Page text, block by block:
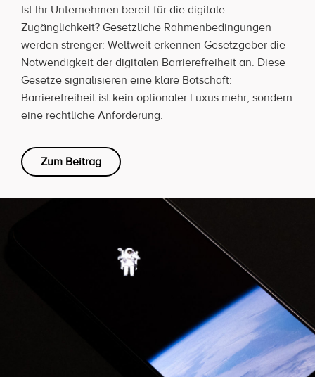
Ist Ihr Unternehmen bereit für die digitale
Zugänglichkeit? Gesetzliche Rahmenbedingungen
werden strenger: Weltweit erkennen Gesetzgeber die
Notwendigkeit der digitalen Barrierefreiheit an. Diese
Gesetze signalisieren eine klare Botschaft:
Barrierefreiheit ist kein optionaler Luxus mehr, sondern
eine rechtliche Anforderung.
Zum Beitrag